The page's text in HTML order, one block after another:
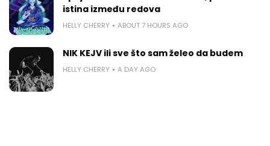
istina između redova
HELLY CHERRY ABOUT 7 HOURS AGO
NIK KEJV ili sve što sam želeo da budem
HELLY CHERRY A DAY AGO